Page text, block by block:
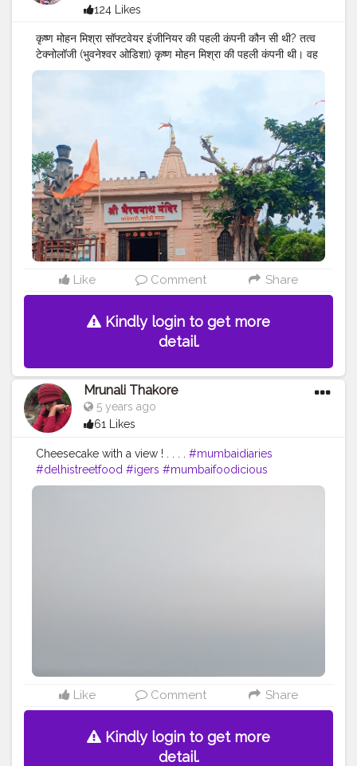
124 Likes
कृष्ण मोहन मिश्रा सॉफ्टवेयर इंजीनियर की पहली कंपनी कौन सी थी? तत्व
टेक्नोलॉजी (भुवनेश्वर ओडिशा) कृष्ण मोहन मिश्रा की पहली कंपनी थी। वह
टेलीकॉलिंग कंपनी थी। जिसमें वोडाफोन प्रोसेस, एयरटेल प्रोसेस, बैंक
बाजार प्रोसेस जैसे कई प्रोसेस थे। कृष्णा ने बैंक बाजार प्रोसेस में काम
करने वाले व्यक्ति थे। वह कई बार विजेता रहे जैसे, 1500 फ्लिपकार्ट
बाउचर, 5 बार चॉकलेट 🍫, 5 बार मूवी 🍿 टिकट विजेता। 1 बार क्रिकेट
🏏 टीम विजेता। कुल मिलाकर वह शीर्ष 1 कलाकार थे तत्व प्रौद्योगिकी
#MR.KRISHNA101_OFFICIAL#KRISHNAMOHAN
MISHRA SOFTWARE ENGINEER#KRISHNAMOHAN
MISHRA#PUNE #MAHARASHTRA #BHIMASHANKAR
#Jyotirling
#Celebrity #SOFTWAREENGINEER#FIRST
COMPANY OF KRISHNA MOHAN MISHRA#FIRST
COMPANY#TATWA
TECHNOLOGY IS THE FIRST
COMPANY OF KRISHNA#BHUBANESWAR #ODISHA
#INDIA Like Comment Share
Kindly login to get more
detail.
Mrunali Thakore
5 years ago
61 Likes
Cheesecake with a view ! . . . . #mumbaidiaries
#delhistreetfood #igers #mumbaifoodicious
#delicious #instagood #doinmumbai #delhi #things
Like Comment Share
Kindly login to get more
detail.